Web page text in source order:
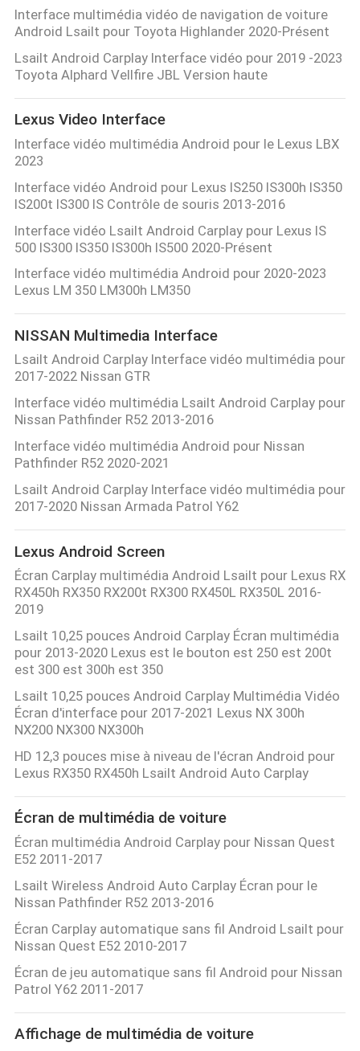
DU
SITE
PRIVACY
POLICY
Interface multimédia vidéo de navigation de voiture
Android Lsailt pour Toyota Highlander 2020-Présent
Lsailt Android Carplay Interface vidéo pour 2019 -2023
Toyota Alphard Vellfire JBL Version haute
Lexus Video Interface
Interface vidéo multimédia Android pour le Lexus LBX
2023
Interface vidéo Android pour Lexus IS250 IS300h IS350
IS200t IS300 IS Contrôle de souris 2013-2016
Interface vidéo Lsailt Android Carplay pour Lexus IS
500 IS300 IS350 IS300h IS500 2020-Présent
Interface vidéo multimédia Android pour 2020-2023
Lexus LM 350 LM300h LM350
NISSAN Multimedia Interface
Lsailt Android Carplay Interface vidéo multimédia pour
2017-2022 Nissan GTR
Interface vidéo multimédia Lsailt Android Carplay pour
Nissan Pathfinder R52 2013-2016
Interface vidéo multimédia Android pour Nissan
Pathfinder R52 2020-2021
Lsailt Android Carplay Interface vidéo multimédia pour
2017-2020 Nissan Armada Patrol Y62
Lexus Android Screen
Écran Carplay multimédia Android Lsailt pour Lexus RX
RX450h RX350 RX200t RX300 RX450L RX350L 2016-
2019
Lsailt 10,25 pouces Android Carplay Écran multimédia
pour 2013-2020 Lexus est le bouton est 250 est 200t
est 300 est 300h est 350
Lsailt 10,25 pouces Android Carplay Multimédia Vidéo
Écran d'interface pour 2017-2021 Lexus NX 300h
NX200 NX300 NX300h
HD 12,3 pouces mise à niveau de l'écran Android pour
Lexus RX350 RX450h Lsailt Android Auto Carplay
Écran de multimédia de voiture
Écran multimédia Android Carplay pour Nissan Quest
E52 2011-2017
Lsailt Wireless Android Auto Carplay Écran pour le
Nissan Pathfinder R52 2013-2016
Écran Carplay automatique sans fil Android Lsailt pour
Nissan Quest E52 2010-2017
Écran de jeu automatique sans fil Android pour Nissan
Patrol Y62 2011-2017
Affichage de multimédia de voiture